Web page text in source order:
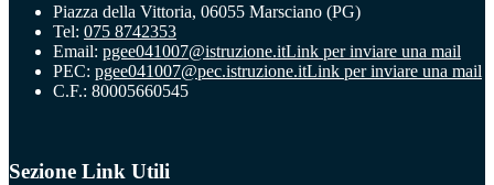
Piazza della Vittoria, 06055 Marsciano (PG)
Tel: 075 8742353
Email: pgee041007@istruzione.itLink per inviare una mail
PEC: pgee041007@pec.istruzione.itLink per inviare una mail
C.F.: 80005660545
Sezione Link Utili